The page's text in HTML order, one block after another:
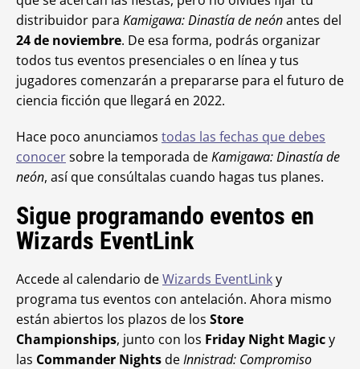
distribuidor para Kamigawa: Dinastía de neónantes del
24 de noviembre. De esa forma, podrás organizar
todos tus eventos presenciales o en línea y tus
jugadores comenzarán a prepararse para el futuro de
ciencia ficción que llegará en 2022.
Hace poco anunciamos todas las fechas que debes
conocersobre la temporada deKamigawa: Dinastía de
neón, así que consúltalas cuando hagas tus planes.
Sigue programando eventos en
Wizards EventLink
Accede al calendario deWizards EventLinky
programa tus eventos con antelación. Ahora mismo
están abiertos los plazos de los Store
Championships, junto con los Friday Night Magicy
las Commander Nights deInnistrad: Compromiso